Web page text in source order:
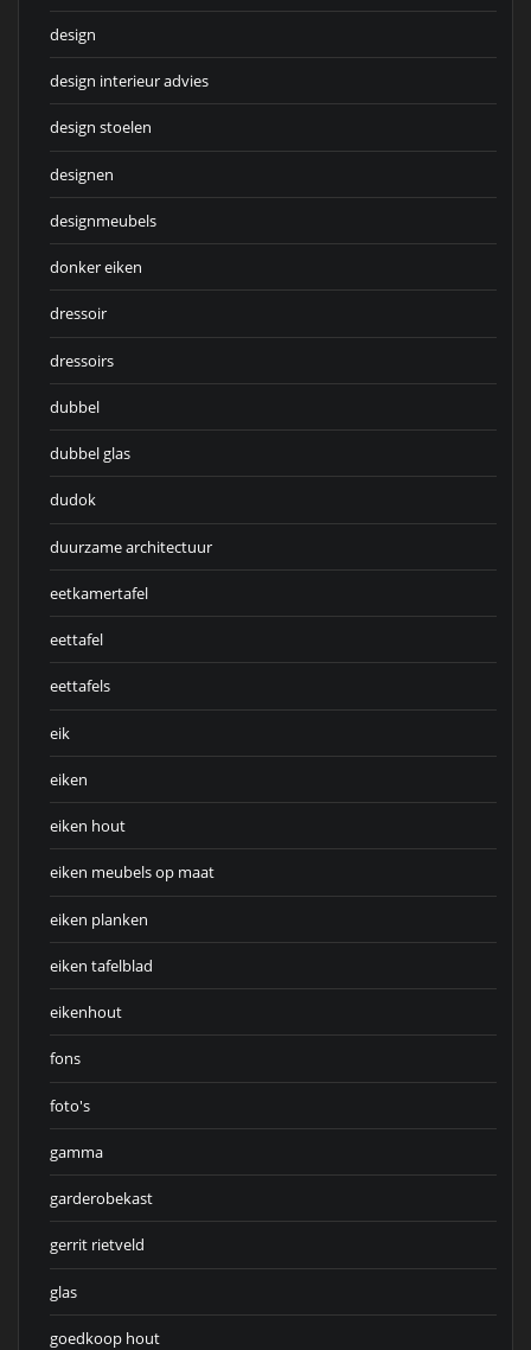
design
design interieur advies
design stoelen
designen
designmeubels
donker eiken
dressoir
dressoirs
dubbel
dubbel glas
dudok
duurzame architectuur
eetkamertafel
eettafel
eettafels
eik
eiken
eiken hout
eiken meubels op maat
eiken planken
eiken tafelblad
eikenhout
fons
foto's
gamma
garderobekast
gerrit rietveld
glas
goedkoop hout